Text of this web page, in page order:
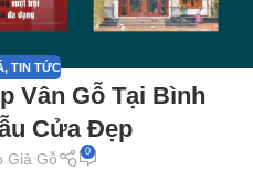
, TIN TỨC
Vân Gỗ Tại Bình
Cửa Đẹp
Giả Gỗ 0